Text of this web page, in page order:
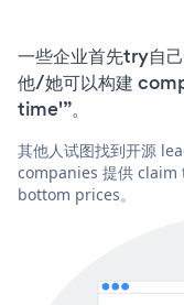
一些企业首先try自
他/她可以构建
time'”。
其他人试图找到开源
companies 提供 claim
bottom prices。